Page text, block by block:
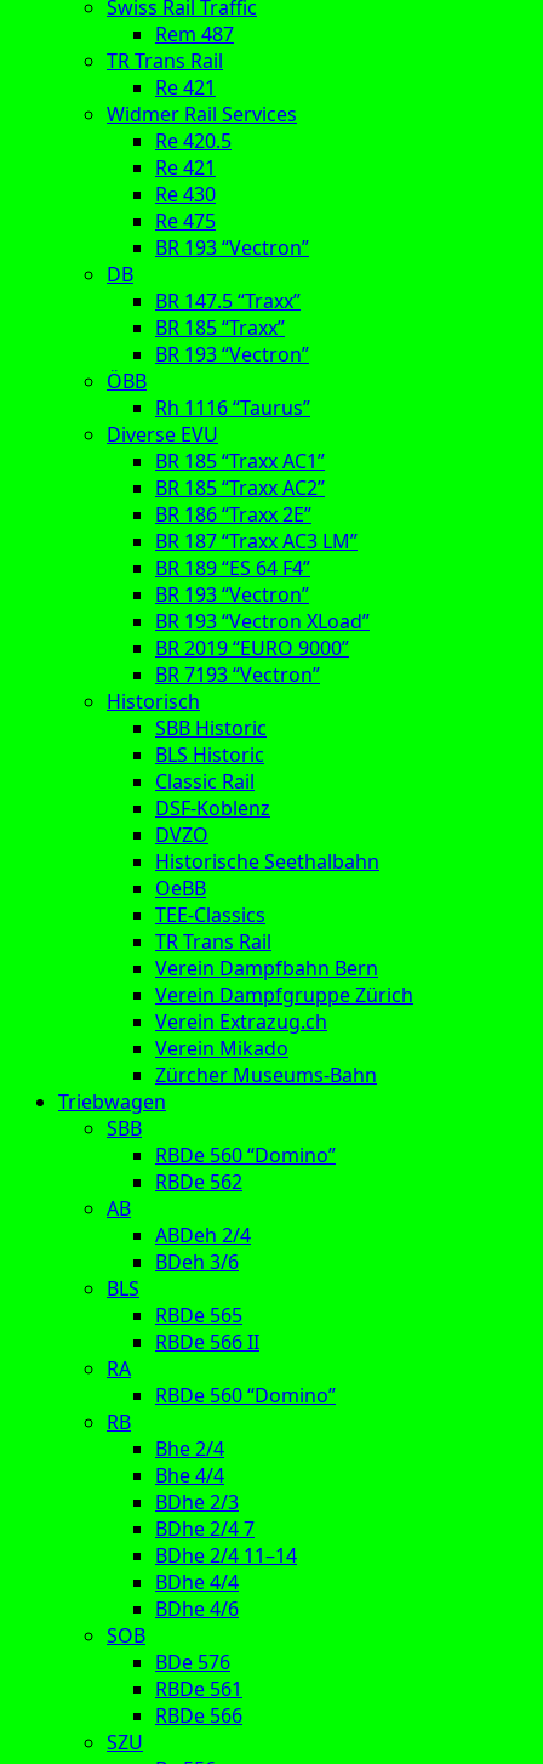
Swiss Rail Traffic
Rem 487
TR Trans Rail
Re 421
Widmer Rail Services
Re 420.5
Re 421
Re 430
Re 475
BR 193 “Vectron”
DB
BR 147.5 “Traxx”
BR 185 “Traxx”
BR 193 “Vectron”
ÖBB
Rh 1116 “Taurus”
Diverse EVU
BR 185 “Traxx AC1”
BR 185 “Traxx AC2”
BR 186 “Traxx 2E”
BR 187 “Traxx AC3 LM”
BR 189 “ES 64 F4”
BR 193 “Vectron”
BR 193 “Vectron XLoad”
BR 2019 “EURO 9000”
BR 7193 “Vectron”
Historisch
SBB Historic
BLS Historic
Classic Rail
DSF-Koblenz
DVZO
Historische Seethalbahn
OeBB
TEE-Classics
TR Trans Rail
Verein Dampfbahn Bern
Verein Dampfgruppe Zürich
Verein Extrazug.ch
Verein Mikado
Zürcher Museums-Bahn
Triebwagen
SBB
RBDe 560 “Domino”
RBDe 562
AB
ABDeh 2/4
BDeh 3/6
BLS
RBDe 565
RBDe 566 II
RA
RBDe 560 “Domino”
RB
Bhe 2/4
Bhe 4/4
BDhe 2/3
BDhe 2/4 7
BDhe 2/4 11–14
BDhe 4/4
BDhe 4/6
SOB
BDe 576
RBDe 561
RBDe 566
SZU